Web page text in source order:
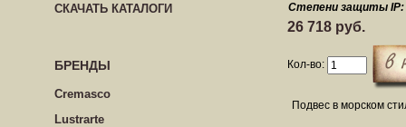
СКАЧАТЬ КАТАЛОГИ
БРЕНДЫ
Cremasco
Lustrarte
Степени защиты IP:
26 718 руб.
Кол-во:
Подвес в морском